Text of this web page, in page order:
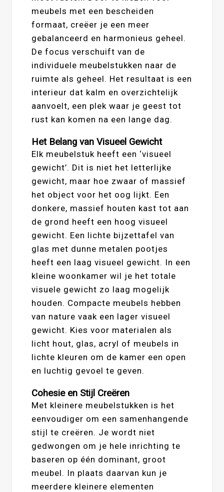
meubels met een bescheiden
formaat, creëer je een meer
gebalanceerd en harmonieus geheel.
De focus verschuift van de
individuele meubelstukken naar de
ruimte als geheel. Het resultaat is een
interieur dat kalm en overzichtelijk
aanvoelt, een plek waar je geest tot
rust kan komen na een lange dag.
Het Belang van Visueel Gewicht
Elk meubelstuk heeft een ‘visueel
gewicht’. Dit is niet het letterlijke
gewicht, maar hoe zwaar of massief
het object voor het oog lijkt. Een
donkere, massief houten kast tot aan
de grond heeft een hoog visueel
gewicht. Een lichte bijzettafel van
glas met dunne metalen pootjes
heeft een laag visueel gewicht. In een
kleine woonkamer wil je het totale
visuele gewicht zo laag mogelijk
houden. Compacte meubels hebben
van nature vaak een lager visueel
gewicht. Kies voor materialen als
licht hout, glas, acryl of meubels in
lichte kleuren om de kamer een open
en luchtig gevoel te geven.
Cohesie en Stijl Creëren
Met kleinere meubelstukken is het
eenvoudiger om een samenhangende
stijl te creëren. Je wordt niet
gedwongen om je hele inrichting te
baseren op één dominant, groot
meubel. In plaats daarvan kun je
meerdere kleinere elementen